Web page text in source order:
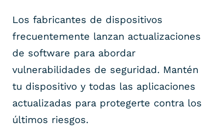
Los fabricantes de dispositivos
frecuentemente lanzan actualizaciones
de software para abordar
vulnerabilidades de seguridad. Mantén
tu dispositivo y todas las aplicaciones
actualizadas para protegerte contra los
últimos riesgos.